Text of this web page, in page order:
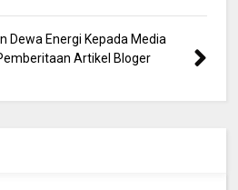
Dewa Energi Kepada Media
Artikel Bloger